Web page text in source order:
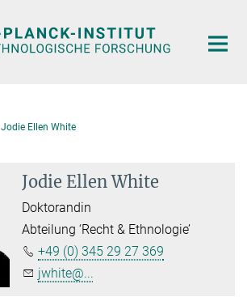
Jodie Ellen White
Jodie Ellen White
Doktorandin
Abteilung ‘Recht & Ethnologie’
+49 (0) 345 29 27 369
jwhite@...